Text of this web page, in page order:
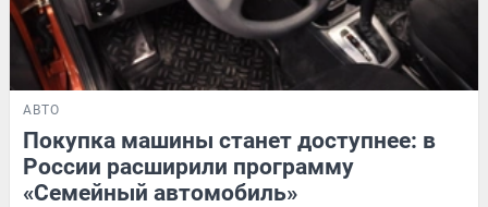
АВТО
Покупка машины станет доступнее: в
России расширили программу
«Семейный автомобиль»